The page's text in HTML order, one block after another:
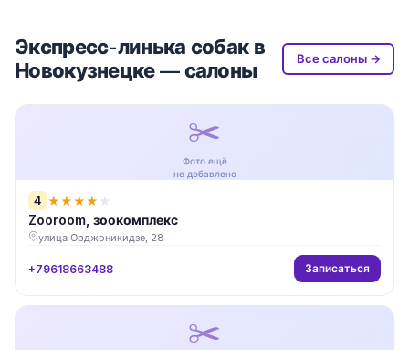
Экспресс-линька собак в
Новокузнецке — салоны
Все салоны →
✂️
Фото ещё
не добавлено
4 ★★★★ ★
Zooroom, зоокомплекс
улица Орджоникидзе, 28
+79618663488 Записаться
✂️